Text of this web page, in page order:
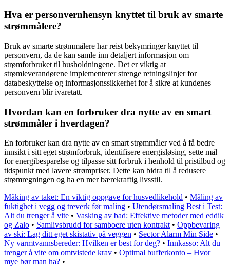
Hva er personvernhensyn knyttet til bruk av smarte
strømmålere?
Bruk av smarte strømmålere har reist bekymringer knyttet til
personvern, da de kan samle inn detaljert informasjon om
strømforbruket til husholdningene. Det er viktig at
strømleverandørene implementerer strenge retningslinjer for
databeskyttelse og informasjonssikkerhet for å sikre at kundenes
personvern blir ivaretatt.
Hvordan kan en forbruker dra nytte av en smart
strømmåler i hverdagen?
En forbruker kan dra nytte av en smart strømmåler ved å få bedre
innsikt i sitt eget strømforbruk, identifisere energisløsing, sette mål
for energibesparelse og tilpasse sitt forbruk i henhold til pristilbud og
tidspunkt med lavere strømpriser. Dette kan bidra til å redusere
strømregningen og ha en mer bærekraftig livsstil.
Måking av taket: En viktig oppgave for husvedlikehold • Måling av
fuktighet i vegg og treverk før maling • Utendørsmaling Best i Test:
Alt du trenger å vite • Vasking av bad: Effektive metoder med eddik
og Zalo • Samlivsbrudd for samboere uten kontrakt • Oppbevaring
av ski: Lag ditt eget skistativ på veggen • Sector Alarm Min Side •
Ny varmtvannsbereder: Hvilken er best for deg? • Innkasso: Alt du
trenger å vite om omtvistede krav • Optimal bufferkonto – Hvor
mye bør man ha? •